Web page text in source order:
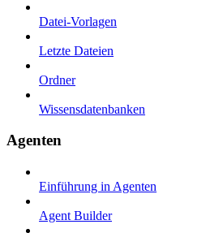
Datei-Vorlagen
Letzte Dateien
Ordner
Wissensdatenbanken
Agenten
Einführung in Agenten
Agent Builder